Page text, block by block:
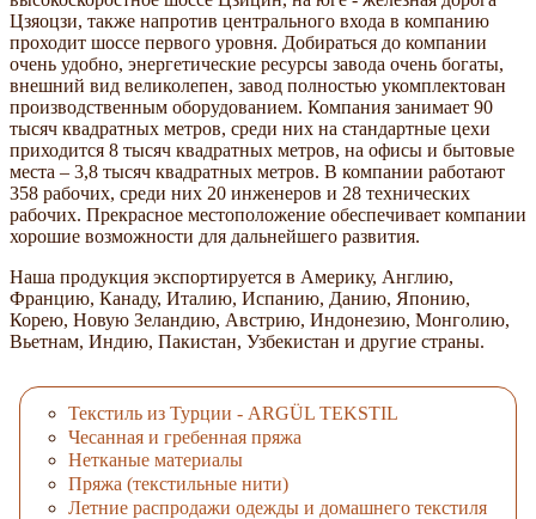
Цзяоцзи, также напротив центрального входа в компанию
проходит шоссе первого уровня. Добираться до компании
очень удобно, энергетические ресурсы завода очень богаты,
внешний вид великолепен, завод полностью укомплектован
производственным оборудованием. Компания занимает 90
тысяч квадратных метров, среди них на стандартные цехи
приходится 8 тысяч квадратных метров, на офисы и бытовые
места – 3,8 тысяч квадратных метров. В компании работают
358 рабочих, среди них 20 инженеров и 28 технических
рабочих. Прекрасное местоположение обеспечивает компании
хорошие возможности для дальнейшего развития.
Наша продукция экспортируется в Америку, Англию,
Францию, Канаду, Италию, Испанию, Данию, Японию,
Корею, Новую Зеландию, Австрию, Индонезию, Монголию,
Вьетнам, Индию, Пакистан, Узбекистан и другие страны.
Текстиль из Турции - ARGÜL TEKSTIL
Чесанная и гребенная пряжа
Нетканые материалы
Пряжа (текстильные нити)
Летние распродажи одежды и домашнего текстиля